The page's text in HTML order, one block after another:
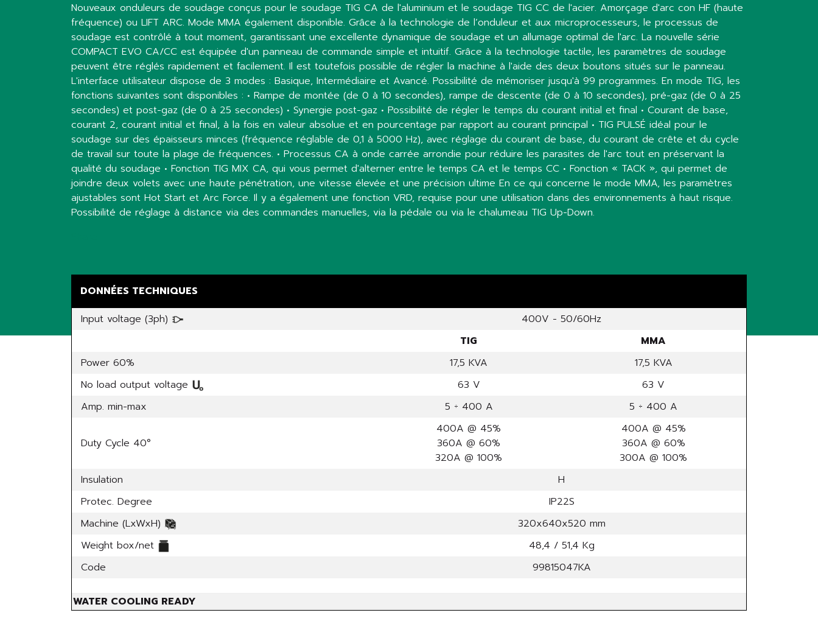
Nouveaux onduleurs de soudage conçus pour le soudage TIG CA de l'aluminium et le soudage TIG CC de l'acier. Amorçage d'arc con HF (haute
fréquence) ou LIFT ARC. Mode MMA également disponible. Grâce à la technologie de l’onduleur et aux microprocesseurs, le processus de
soudage est contrôlé à tout moment, garantissant une excellente dynamique de soudage et un allumage optimal de l'arc. La nouvelle série
COMPACT EVO CA/CC est équipée d'un panneau de commande simple et intuitif. Grâce à la technologie tactile, les paramètres de soudage
peuvent être réglés rapidement et facilement. Il est toutefois possible de régler la machine à l'aide des deux boutons situés sur le panneau.
L'interface utilisateur dispose de 3 modes : Basique, Intermédiaire et Avancé. Possibilité de mémoriser jusqu'à 99 programmes. En mode TIG, les
fonctions suivantes sont disponibles : • Rampe de montée (de 0 à 10 secondes), rampe de descente (de 0 à 10 secondes), pré-gaz (de 0 à 25
secondes) et post-gaz (de 0 à 25 secondes) • Synergie post-gaz • Possibilité de régler le temps du courant initial et final • Courant de base,
courant 2, courant initial et final, à la fois en valeur absolue et en pourcentage par rapport au courant principal • TIG PULSÉ idéal pour le
soudage sur des épaisseurs minces (fréquence réglable de 0,1 à 5000 Hz), avec réglage du courant de base, du courant de crête et du cycle
de travail sur toute la plage de fréquences. • Processus CA à onde carrée arrondie pour réduire les parasites de l'arc tout en préservant la
qualité du soudage • Fonction TIG MIX CA, qui vous permet d'alterner entre le temps CA et le temps CC • Fonction « TACK », qui permet de
joindre deux volets avec une haute pénétration, une vitesse élevée et une précision ultime En ce qui concerne le mode MMA, les paramètres
ajustables sont Hot Start et Arc Force. Il y a également une fonction VRD, requise pour une utilisation dans des environnements à haut risque.
Possibilité de réglage à distance via des commandes manuelles, via la pédale ou via le chalumeau TIG Up-Down.
DONNÉES TECHNIQUES
Input voltage (3ph)
400V - 50/60Hz
TIG
MMA
Power 60%
17,5 KVA
17,5 KVA
No load output voltage
63 V
63 V
Amp. min-max
5 ÷ 400 A 5 ÷ 400 A
Duty Cycle 40°
400A @ 45%
360A @ 60%
320A @ 100%
400A @ 45%
360A @ 60%
300A @ 100%
Insulation
H
Protec. Degree
IP22S
Machine (LxWxH)
320x640x520 mm
Weight box/net
48,4 / 51,4 Kg
Code
99815047KA
WATER COOLING READY